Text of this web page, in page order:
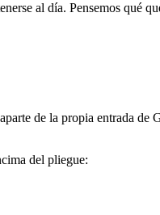
al día. Pensemos qué
de la propia entrada
del pliegue: